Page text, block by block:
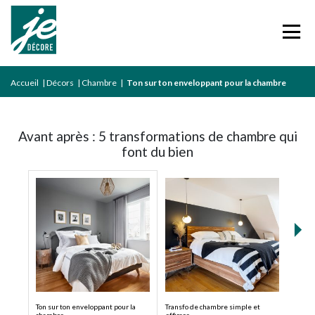
Accueil | Décors | Chambre | Ton sur ton enveloppant pour la chambre
Avant après : 5 transformations de chambre qui
font du bien
Ton sur ton enveloppant pour la
Transfo de chambre simple et